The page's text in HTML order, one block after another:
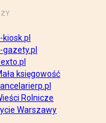
kiosk.pl
gazety.pl
księgowość
Rolnicze
Warszawy